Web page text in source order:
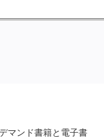
マンド書籍と電子書